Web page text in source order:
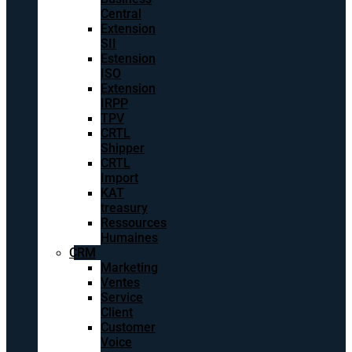
Central
Extension
SII
Estension
ISO
Extension
IRPP
TPV
CRTL
Shipper
CRTL
Import
KAT
treasury
Ressources
Humaines
CRM
Marketing
Ventes
Service
Client
Customer
Voice